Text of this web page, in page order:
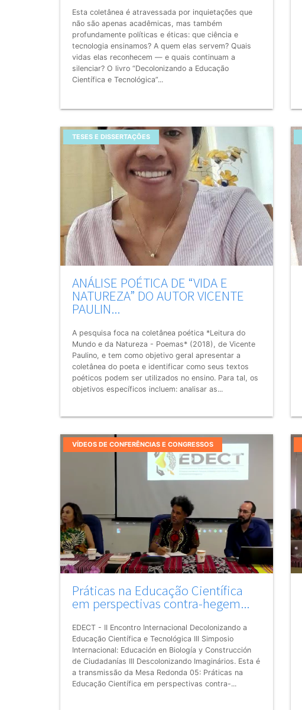
Esta coletânea é atravessada por inquietações que
não são apenas acadêmicas, mas também
profundamente políticas e éticas: que ciência e
tecnologia ensinamos? A quem elas servem? Quais
vidas elas reconhecem — e quais continuam a
silenciar? O livro “Decolonizando a Educação
Científica e Tecnológica”...
TESES E DISSERTAÇÕES
ANÁLISE POÉTICA DE “VIDA E
NATUREZA” DO AUTOR VICENTE
PAULIN...
A pesquisa foca na coletânea poética *Leitura do
Mundo e da Natureza - Poemas* (2018), de Vicente
Paulino, e tem como objetivo geral apresentar a
coletânea do poeta e identificar como seus textos
poéticos podem ser utilizados no ensino. Para tal, os
objetivos específicos incluem: analisar as...
VÍDEOS DE CONFERÊNCIAS E CONGRESSOS
Práticas na Educação Científica
em perspectivas contra-hegem...
EDECT - II Encontro Internacional Decolonizando a
Educação Científica e Tecnológica III Simposio
Internacional: Educación en Biología y Construcción
de Ciudadanías III Descolonizando Imaginários. Esta é
a transmissão da Mesa Redonda 05: Práticas na
Educação Científica em perspectivas contra-...